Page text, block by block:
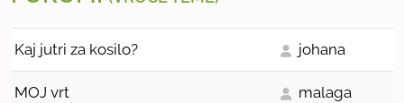
Kaj jutri za kosilo? johana
MOJ vrt malaga